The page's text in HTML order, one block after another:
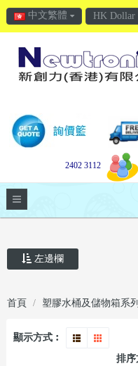
中文繁體 HK Dollar
2402 3112
左邊欄
首頁 塑膠水桶及儲物箱系列
顯示方式︰
排序